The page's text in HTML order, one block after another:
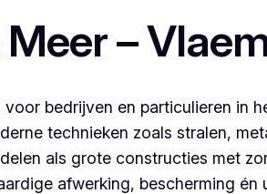
–
bedrijven en particulieren in
technieken zoals stralen,
als grote constructies met
afwerking, bescherming én